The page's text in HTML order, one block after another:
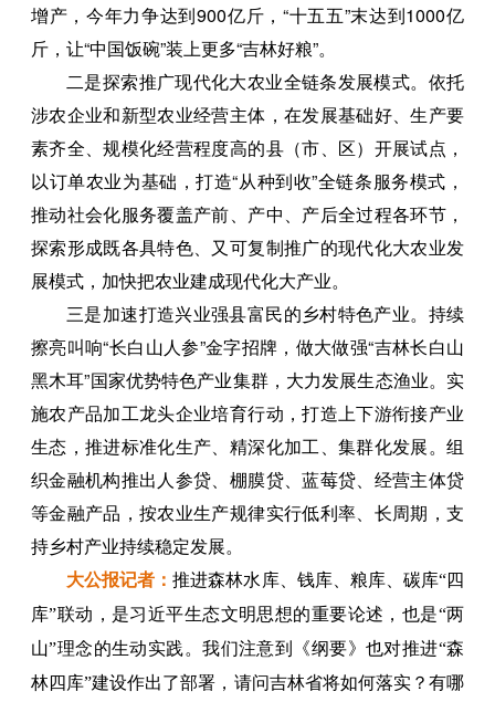
增产，今年力争达到900亿斤，“十五五”末达到1000亿
斤，让“中国饭碗”装上更多“吉林好粮”。
二是探索推广现代化大农业全链条发展模式。依托
涉农企业和新型农业经营主体，在发展基础好、生产要
素齐全、规模化经营程度高的县（市、区）开展试点，
以订单农业为基础，打造“从种到收”全链条服务模式，
推动社会化服务覆盖产前、产中、产后全过程各环节，
探索形成既各具特色、又可复制推广的现代化大农业发
展模式，加快把农业建成现代化大产业。
三是加速打造兴业强县富民的乡村特色产业。持续
擦亮叫响“长白山人参”金字招牌，做大做强“吉林长白山
黑木耳”国家优势特色产业集群，大力发展生态渔业。实
施农产品加工龙头企业培育行动，打造上下游衔接产业
生态，推进标准化生产、精深化加工、集群化发展。组
织金融机构推出人参贷、棚膜贷、蓝莓贷、经营主体贷
等金融产品，按农业生产规律实行低利率、长周期，支
持乡村产业持续稳定发展。
大公报记者 ：推进森林水库、钱库、粮库、碳库“四
库”联动，是习近平生态文明思想的重要论述，也是“两
山”理念的生动实践。我们注意到《纲要》也对推进“森
林四库”建设作出了部署，请问吉林省将如何落实？有哪